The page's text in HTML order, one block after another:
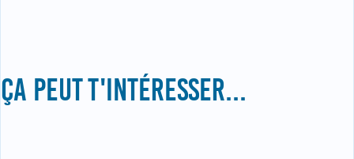
ÇA PEUT T'INTÉRESSER...